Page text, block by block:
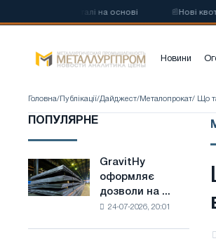
сталі на основі Нові квоти на
Новини
Головна/ Публікації/Дайджест/ Металопрокат/ Що
ПОПУЛЯРНЕ
GravitHy
оформляє
дозволи
GravitHy
оформляє
дозволи на ...
24-07-2026, 20:01